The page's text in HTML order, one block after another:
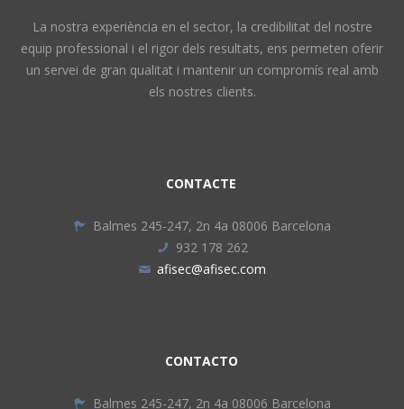
La nostra experiència en el sector, la credibilitat del nostre
equip professional i el rigor dels resultats, ens permeten oferir
un servei de gran qualitat i mantenir un compromís real amb
els nostres clients.
CONTACTE
Balmes 245-247, 2n 4a 08006 Barcelona
932 178 262
afisec@afisec.com
CONTACTO
Balmes 245-247, 2n 4a 08006 Barcelona